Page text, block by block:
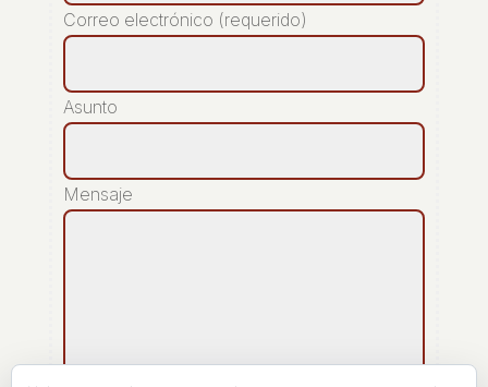
Correo electrónico (requerido)
Asunto
Mensaje